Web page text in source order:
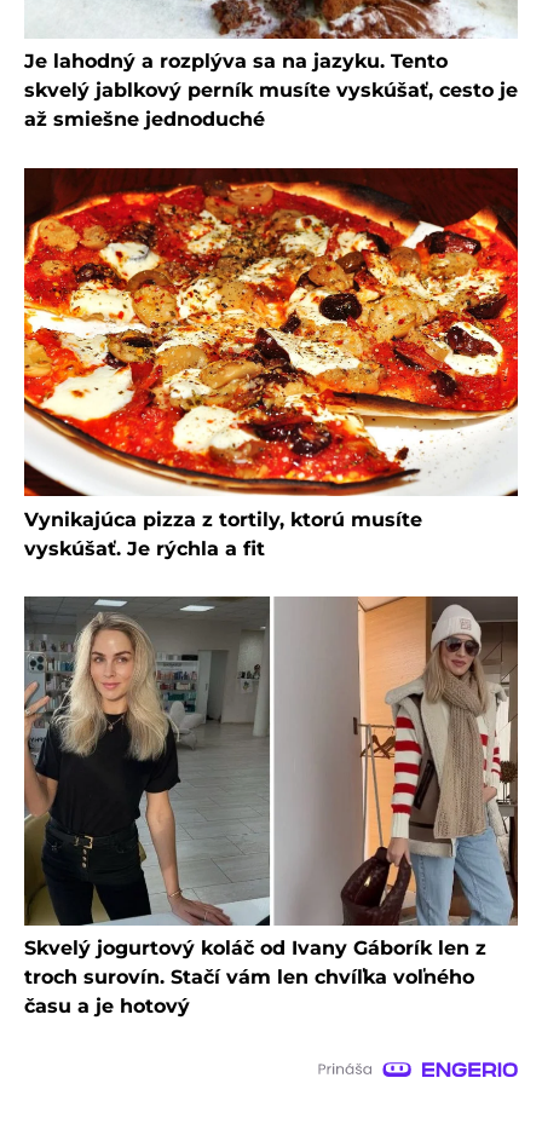
Je lahodný a rozplýva sa na jazyku. Tento
skvelý jablkový perník musíte vyskúšať, cesto je
až smiešne jednoduché
Vynikajúca pizza z tortily, ktorú musíte
vyskúšať. Je rýchla a fit
Skvelý jogurtový koláč od Ivany Gáborík len z
troch surovín. Stačí vám len chvíľka voľného
času a je hotový